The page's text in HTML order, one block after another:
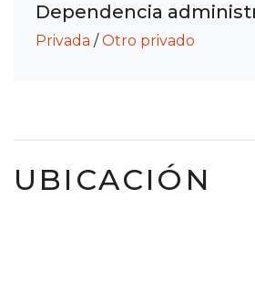
Dependencia
Privada / Otro privado
UBICACIÓN